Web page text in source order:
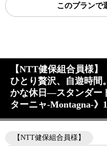
このプランで
【NTT健保組合員様】
ひとり贅沢、自遊時間
かな休日―スタンダー
ターニャ-Montagna-》
【NTT健保組合員様】